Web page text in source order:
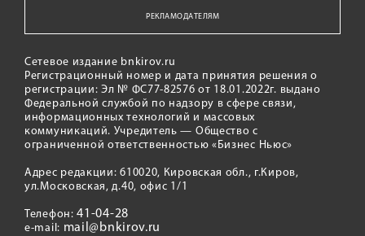
РЕКЛАМОДАТЕЛЯМ
Сетевое издание bnkirov.ru
Регистрационный номер и дата принятия решения о
регистрации: Эл № ФС77-82576 от 18.01.2022г. выдано
Федеральной службой по надзору в сфере связи,
информационных технологий и массовых
коммуникаций. Учредитель — Общество с
ограниченной ответственностью «Бизнес Ньюс»
Адрес редакции: 610020, Кировская обл., г.Киров,
ул.Московская, д.40, офис 1/1
Телефон:41-04-28
e-mail: mail@bnkirov.ru